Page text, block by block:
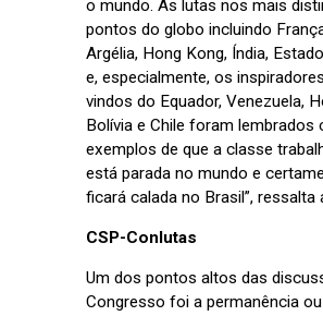
o mundo. As lutas nos mais
pontos do globo incluindo
Argélia, Hong Kong, Índia,
e, especialmente, os
vindos do Equador, Venezuela,
Bolívia e Chile foram lembrados
exemplos de que a classe
está parada no mundo e
ficará calada no Brasil”, ressalta
CSP-Conlutas
Um dos pontos altos das
Congresso foi a permanência